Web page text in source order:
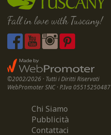
Fall in love with Tuscany!
©2002/2026 · Tutti i Diritti Riservati
WebPromoter SNC · P.Iva 05515250487
Chi Siamo
Pubblicità
Contattaci